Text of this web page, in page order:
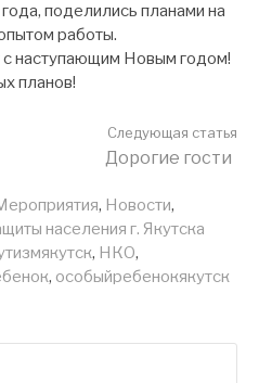
поделились планами на
работы.
наступающим Новым годом!
планов!
Следующая статья
Дорогие гости
, Новости,
населения г. Якутска
, НКО,
, особыйребенокякутск